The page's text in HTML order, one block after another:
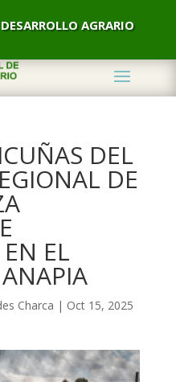
AGRARIO
DEL
DE
EL
Charca | Oct 15, 2025